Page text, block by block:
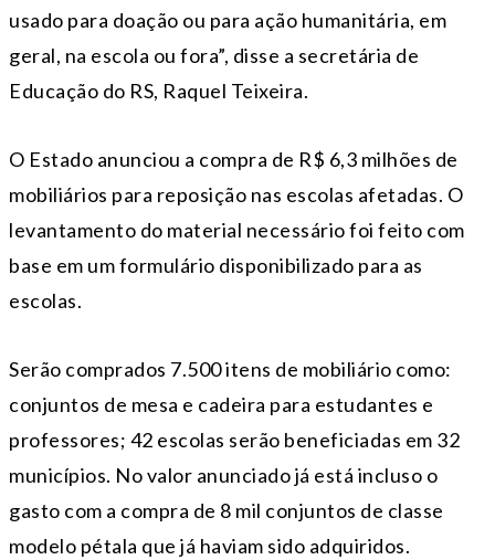
usado para doação ou para ação humanitária, em
geral, na escola ou fora”, disse a secretária de
Educação do RS, Raquel Teixeira.
O Estado anunciou a compra de R$ 6,3 milhões de
mobiliários para reposição nas escolas afetadas. O
levantamento do material necessário foi feito com
base em um formulário disponibilizado para as
escolas.
Serão comprados 7.500 itens de mobiliário como:
conjuntos de mesa e cadeira para estudantes e
professores; 42 escolas serão beneficiadas em 32
municípios. No valor anunciado já está incluso o
gasto com a compra de 8 mil conjuntos de classe
modelo pétala que já haviam sido adquiridos.